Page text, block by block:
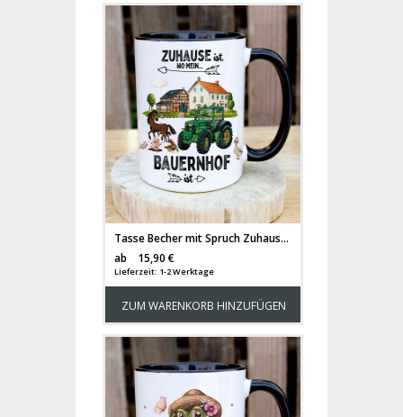
Tasse Becher mit Spruch Zuhause ist wo mein Bauernhof ist Tassemotiv Traktor Bauernhof Tiere Kaffeebecher Geschenk Spruchbecher ts2082
ab
15,90 €
Lieferzeit: 1-2 Werktage
ZUM WARENKORB HINZUFÜGEN